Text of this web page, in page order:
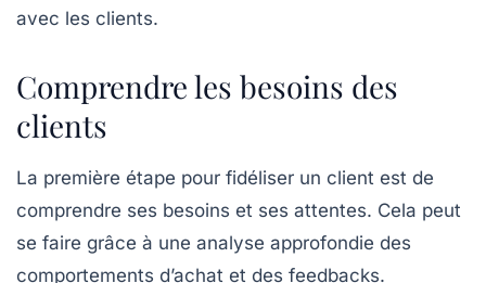
avec les clients.
Comprendre les besoins des
clients
La première étape pour fidéliser un client est de
comprendre ses besoins et ses attentes. Cela peut
se faire grâce à une analyse approfondie des
comportements d’achat et des feedbacks.